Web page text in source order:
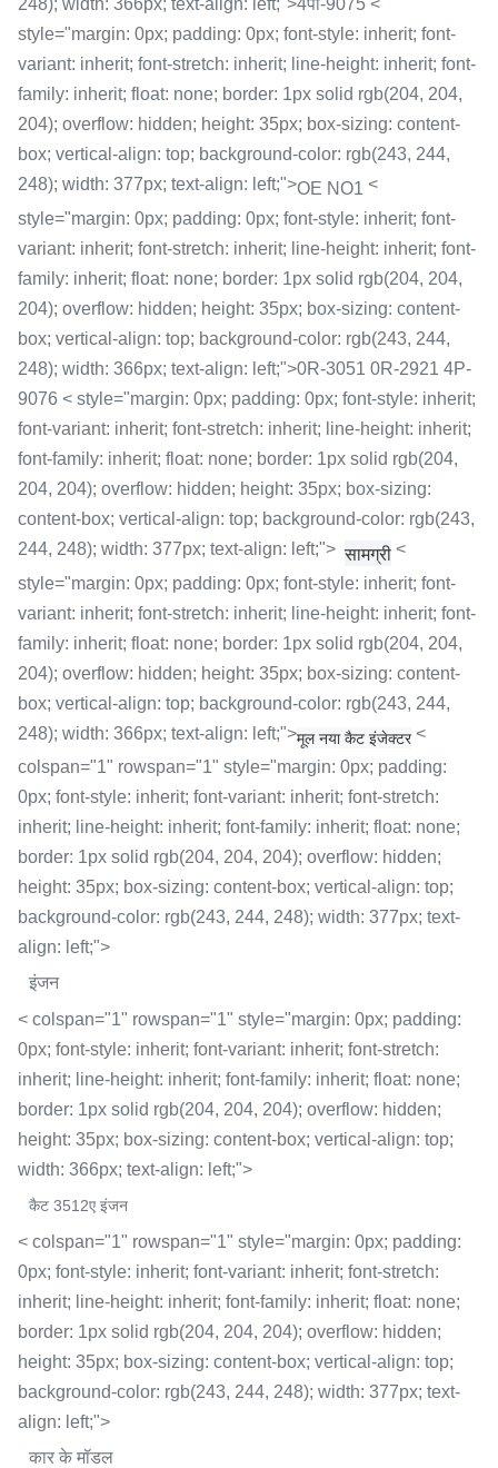
248); width: 366px; text-align: left;">4पी-9075 <
style="margin: 0px; padding: 0px; font-style: inherit; font-
variant: inherit; font-stretch: inherit; line-height: inherit; font-
family: inherit; float: none; border: 1px solid rgb(204, 204,
204); overflow: hidden; height: 35px; box-sizing: content-
box; vertical-align: top; background-color: rgb(243, 244,
248); width: 377px; text-align: left;">OE NO1 <
style="margin: 0px; padding: 0px; font-style: inherit; font-
variant: inherit; font-stretch: inherit; line-height: inherit; font-
family: inherit; float: none; border: 1px solid rgb(204, 204,
204); overflow: hidden; height: 35px; box-sizing: content-
box; vertical-align: top; background-color: rgb(243, 244,
248); width: 366px; text-align: left;">0R-3051 0R-2921 4P-
9076 < style="margin: 0px; padding: 0px; font-style: inherit;
font-variant: inherit; font-stretch: inherit; line-height: inherit;
font-family: inherit; float: none; border: 1px solid rgb(204,
204, 204); overflow: hidden; height: 35px; box-sizing:
content-box; vertical-align: top; background-color: rgb(243,
244, 248); width: 377px; text-align: left;">सामग्री <
style="margin: 0px; padding: 0px; font-style: inherit; font-
variant: inherit; font-stretch: inherit; line-height: inherit; font-
family: inherit; float: none; border: 1px solid rgb(204, 204,
204); overflow: hidden; height: 35px; box-sizing: content-
box; vertical-align: top; background-color: rgb(243, 244,
248); width: 366px; text-align: left;">मूल नया कैट इंजेक्टर<
colspan="1" rowspan="1" style="margin: 0px; padding:
0px; font-style: inherit; font-variant: inherit; font-stretch:
inherit; line-height: inherit; font-family: inherit; float: none;
border: 1px solid rgb(204, 204, 204); overflow: hidden;
height: 35px; box-sizing: content-box; vertical-align: top;
background-color: rgb(243, 244, 248); width: 377px; text-
align: left;">
इंजन
< colspan="1" rowspan="1" style="margin: 0px; padding:
0px; font-style: inherit; font-variant: inherit; font-stretch:
inherit; line-height: inherit; font-family: inherit; float: none;
border: 1px solid rgb(204, 204, 204); overflow: hidden;
height: 35px; box-sizing: content-box; vertical-align: top;
width: 366px; text-align: left;">
कैट 3512ए इंजन
< colspan="1" rowspan="1" style="margin: 0px; padding:
0px; font-style: inherit; font-variant: inherit; font-stretch:
inherit; line-height: inherit; font-family: inherit; float: none;
border: 1px solid rgb(204, 204, 204); overflow: hidden;
height: 35px; box-sizing: content-box; vertical-align: top;
background-color: rgb(243, 244, 248); width: 377px; text-
align: left;">
कार के मॉडल